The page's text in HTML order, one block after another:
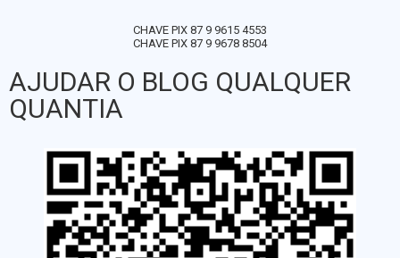
CHAVE PIX 87 9 9615 4553
CHAVE PIX 87 9 9678 8504
AJUDAR O BLOG QUALQUER
QUANTIA